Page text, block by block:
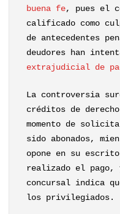
buena fe, pues el
calificado como
de antecedentes
deudores han
extrajudicial de
La controversia
créditos de
momento de
sido abonados,
opone en su
realizado el pago,
concursal indica
los privilegiados.